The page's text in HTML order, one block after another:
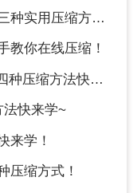
实用压缩方法！
教你在线压缩！
缩方法快来学~
法快来学~
来学！
压缩方式！